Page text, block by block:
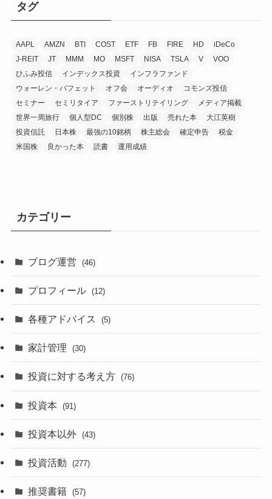
タグ
AAPL AMZN BTI COST ETF FB FIRE HD
iDeCo
J-REIT
JT MMM MO MSFT NISA TSLA V
VOO
ひふみ投信
インデックス投資
インフラファンド
ウォーレン・バフェット
オフ会 オーディオ
コモンズ投信
セミナー
セミリタイア ファーストリテイリング
メディア掲載
世界一周旅行
個人型DC 個別株 出版 売れた本
大江英樹
投資信託
日本株 最強の10銘柄 株主総会 確定申告
税金
米国株
良かった本 読書 運用成績
カテゴリー
ブログ運営 (46)
プロフィール (12)
各種アドバイス (5)
家計管理 (30)
投資に対する考え方 (76)
投資本 (91)
投資本以外 (43)
投資活動 (277)
推奨書籍 (57)